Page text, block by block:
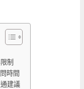
制
時間
建議